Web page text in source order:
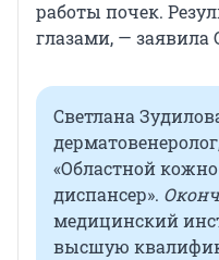
работы почек.
глазами, — заявила
Светлана
«Областной
диспансер».
медицинский
высшую